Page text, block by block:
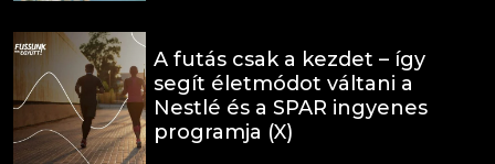
A futás csak a kezdet – így
segít életmódot váltani a
Nestlé és a SPAR ingyenes
programja (X)